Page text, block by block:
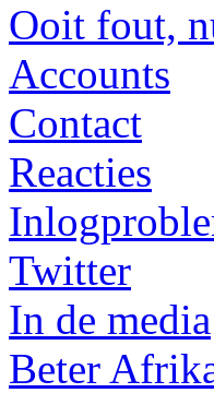
Ooit fout,
Accounts
Contact
Reacties
Twitter
In de media
Beter